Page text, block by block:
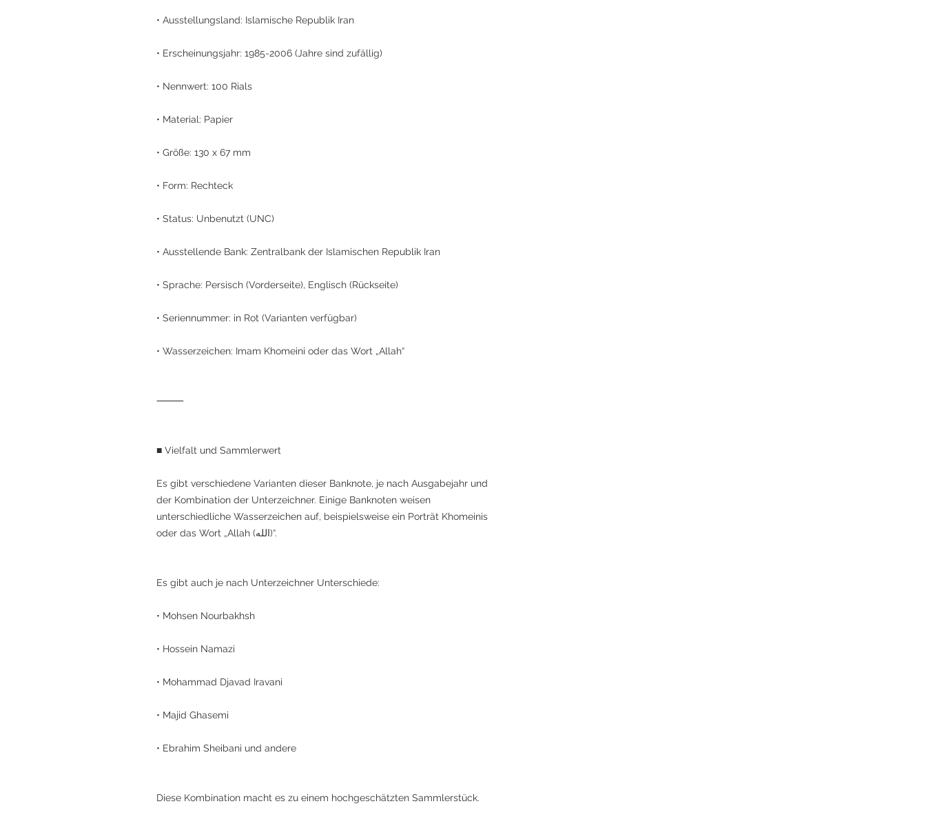
• Ausstellungsland: Islamische Republik Iran
• Erscheinungsjahr: 1985-2006 (Jahre sind zufällig)
• Nennwert: 100 Rials
• Material: Papier
• Größe: 130 x 67 mm
• Form: Rechteck
• Status: Unbenutzt (UNC)
• Ausstellende Bank: Zentralbank der Islamischen Republik Iran
• Sprache: Persisch (Vorderseite), Englisch (Rückseite)
• Seriennummer: in Rot (Varianten verfügbar)
• Wasserzeichen: Imam Khomeini oder das Wort „Allah“
⸻
■ Vielfalt und Sammlerwert
Es gibt verschiedene Varianten dieser Banknote, je nach Ausgabejahr und
der Kombination der Unterzeichner. Einige Banknoten weisen
unterschiedliche Wasserzeichen auf, beispielsweise ein Porträt Khomeinis
oder das Wort „Allah (الله)“.
Es gibt auch je nach Unterzeichner Unterschiede:
• Mohsen Nourbakhsh
• Hossein Namazi
• Mohammad Djavad Iravani
• Majid Ghasemi
• Ebrahim Sheibani und andere
Diese Kombination macht es zu einem hochgeschätzten Sammlerstück.